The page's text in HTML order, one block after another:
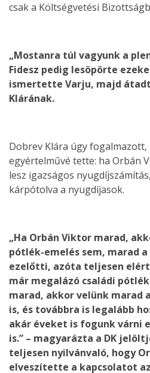
csak a Költségvetési
„Mostanra túl vagyunk a
Fidesz pedig lesöpörte
ismertette Varju, majd
Klárának.
Dobrev Klára úgy fogalmazott,
egyértelművé tette: ha Orbán
lesz igazságos
kárpótolva a nyugdíjasok.
„Ha Orbán Viktor marad,
pótlék-emelés sem, marad
ezelőtti, azóta teljesen
már megalázó családi
marad, akkor velünk marad
is, és továbbra is legalább
akár éveket is fogunk várni
is.” – magyarázta a DK
teljesen nyilvánvaló, hogy
elveszítette a kapcsolatot